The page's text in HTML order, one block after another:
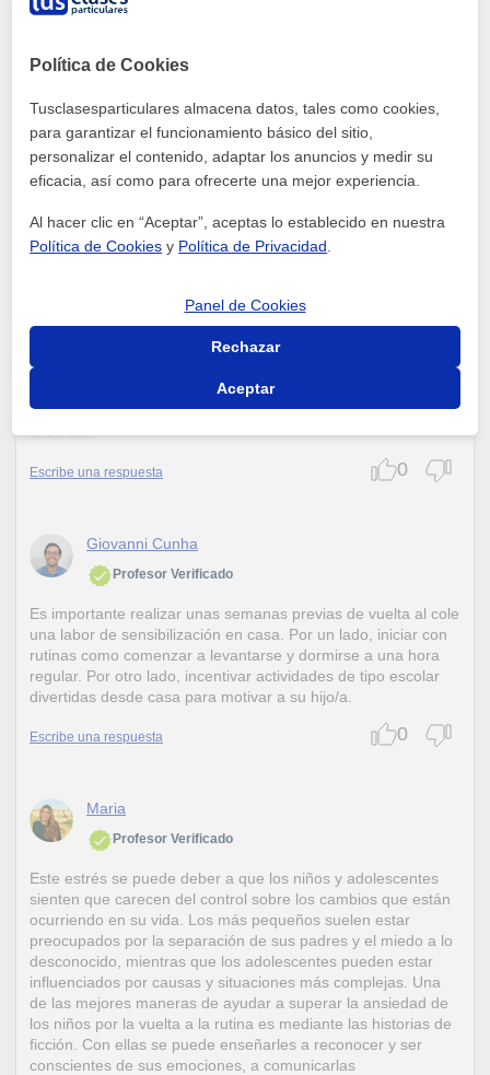
Ayudarlos a motivarse y demostrándoles que no hay de que
Escribe una respuesta
divertidos del colegio, como los amigos, las actividades
especiales o los proyectos creativos, puede ayudar a reducir
social y vean el regreso como una oportunidad para
reconectar. Si, a pesar de tus esfuerzos, notas que el estrés
de tus hijos persiste y afecta su comportamiento o salud,
considera consultar con un psicólogo infantil. Un profesional
puede ayudar a identificar si existe alguna causa subyacente
y proporcionarles herramientas específicas para gestionar su
ansiedad.
Escribe una respuesta 0
Giovanni Cunha
Profesor Verificado
Es importante realizar unas semanas previas de vuelta al cole
una labor de sensibilización en casa. Por un lado, iniciar con
rutinas como comenzar a levantarse y dormirse a una hora
regular. Por otro lado, incentivar actividades de tipo escolar
divertidas desde casa para motivar a su hijo/a.
Escribe una respuesta 0
Maria
Profesor Verificado
Este estrés se puede deber a que los niños y adolescentes
sienten que carecen del control sobre los cambios que están
ocurriendo en su vida. Los más pequeños suelen estar
preocupados por la separación de sus padres y el miedo a lo
desconocido, mientras que los adolescentes pueden estar
influenciados por causas y situaciones más complejas. Una
de las mejores maneras de ayudar a superar la ansiedad de
los niños por la vuelta a la rutina es mediante las historias de
ficción. Con ellas se puede enseñarles a reconocer y ser
conscientes de sus emociones, a comunicarlas
Política de Cookies
Tusclasesparticulares almacena datos, tales como cookies,
para garantizar el funcionamiento básico del sitio,
personalizar el contenido, adaptar los anuncios y medir su
eficacia, así como para ofrecerte una mejor experiencia.
Al hacer clic en “Aceptar”, aceptas lo establecido en nuestra
Política de Cookies y Política de Privacidad
Panel de Cookies
Rechazar
Aceptar